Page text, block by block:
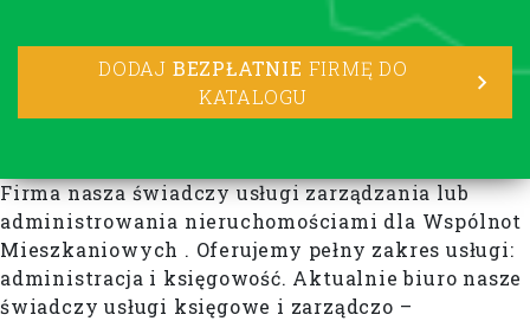
DODAJ BEZPŁATNIE FIRMĘ DO
KATALOGU
Firma nasza świadczy usługi zarządzania lub
administrowania nieruchomościami dla Wspólnot
Mieszkaniowych . Oferujemy pełny zakres usługi:
administracja i księgowość. Aktualnie biuro nasze
świadczy usługi księgowe i zarządczo –